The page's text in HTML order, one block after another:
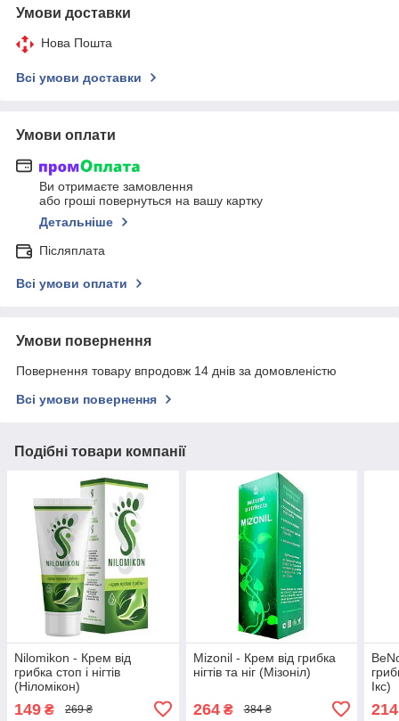
Умови доставки
Нова Пошта
Всі умови доставки
Умови оплати
Ви отримаєте замовлення
або гроші повернуться на вашу картку
Детальніше
Післяплата
Всі умови оплати
Умови повернення
Повернення товару впродовж 14 днів за домовленістю
Всі умови повернення
Подібні товари компанії
Nilomikon - Крем від
грибка стоп і нігтів
(Ніломікон)
149 ₴ 269 ₴
Mizonil - Крем від грибка
нігтів та ніг (Мізоніл)
264₴ 384 ₴
Ікс)
214